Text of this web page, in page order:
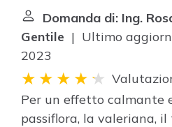
Domanda di: Ing.
Gentile | Ultimo
2023
Per un effetto calmante
passiflora, la valeriana,